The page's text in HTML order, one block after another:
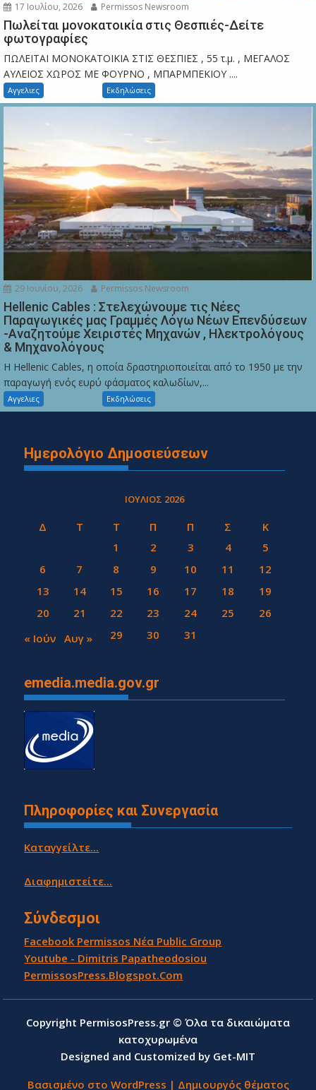
17 Ιουλίου, 2026 Permissos Newsroom
Πωλείται μονοκατοικία στις Θεσπιές-Δείτε
φωτογραφίες
ΠΩΛΕΙΤΑΙ ΜΟΝΟΚΑΤΟΙΚΙΑ ΣΤΙΣ ΘΕΣΠΙΕΣ , 55 τ.μ. , ΜΕΓΑΛΟΣ
ΑΥΛΕΙΟΣ ΧΩΡΟΣ ΜΕ ΦΟΥΡΝΟ , ΜΠΑΡΜΠΕΚΙΟΥ ....
Αγγελιες Εκδηλώσεις
29 Ιουνίου, 2026 Permissos Newsroom
Hellenic Cables : Στελεχώνουμε τις Νέες
Παραγωγικές μας Γραμμές Λόγω Νέων Επενδύσεων
-Αναζητούμε Χειριστές Μηχανών , Ηλεκτρολόγους
& Μηχανολόγους
Η Hellenic Cables, η οποία δραστηριοποιείται από το 1950 με την
παραγωγή ενός ευρύ φάσματος καλωδίων,...
Αγγελιες Εκδηλώσεις
Ημερολόγιο Δημοσιεύσεων
ΙΟΎΛΙΟΣ 2026
Δ Τ Τ Π Π Σ
Κ
1
2 3 4
5
6
7 8 9 10 11
12
13
14 15 16 17 18
19
20
21 22 23 24 25
26
27
28 29 30 31
« Ιούν Αυγ »
emedia.media.gov.gr
Πληροφορίες και Συνεργασία
Καταγγείλτε...
Διαφημιστείτε...
Σύνδεσμοι
Facebook Permissos Νέα Public Group
Youtube - Dimitris Papatheodosiou
PermissosPress.Blogspot.Com
Copyright PermisosPress.gr © Όλα τα δικαιώματα
κατοχυρωμένα
Designed and Customized by Get-MIT
Βασισμένο στο WordPress | Δημιουργός θέματος